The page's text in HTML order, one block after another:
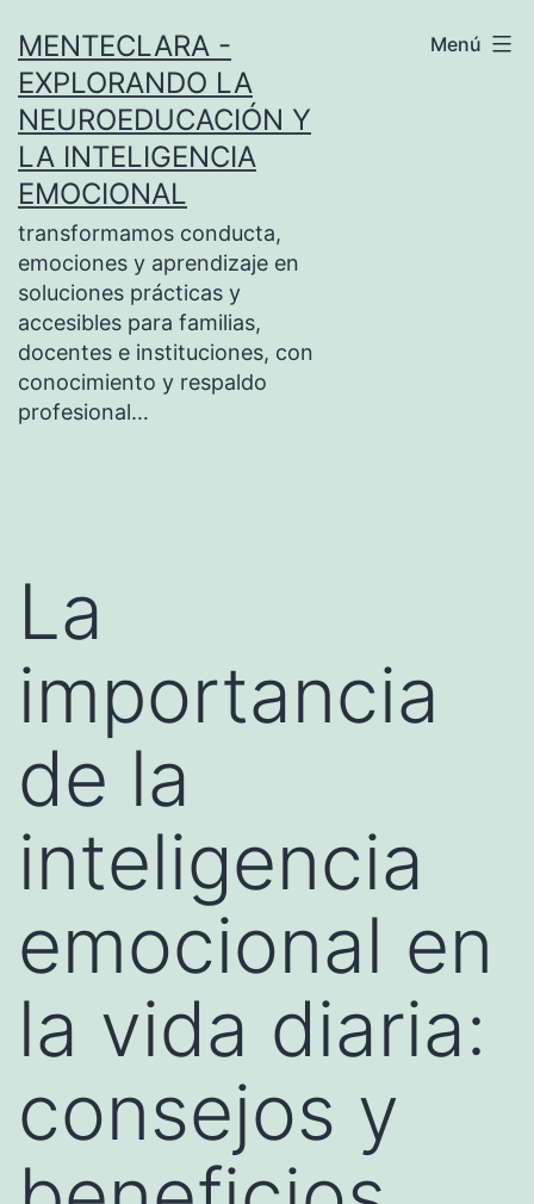
contenido
MENTECLARA -
EXPLORANDO LA
NEUROEDUCACIÓN Y
LA INTELIGENCIA
EMOCIONAL
transformamos conducta,
emociones y aprendizaje en
soluciones prácticas y
accesibles para familias,
docentes e instituciones, con
conocimiento y respaldo
profesional…
Menú
La
importancia
de la
inteligencia
emocional en
la vida diaria:
consejos y